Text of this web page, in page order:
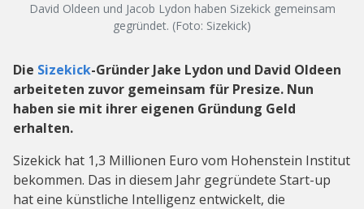
David Oldeen und Jacob Lydon haben Sizekick gemeinsam
gegründet. (Foto: Sizekick)
Die Sizekick-Gründer Jake Lydon und David Oldeen
arbeiteten zuvor gemeinsam für Presize. Nun
haben sie mit ihrer eigenen Gründung Geld
erhalten.
Sizekick hat 1,3 Millionen Euro vom Hohenstein Institut
bekommen. Das in diesem Jahr gegründete Start-up
hat eine künstliche Intelligenz entwickelt, die